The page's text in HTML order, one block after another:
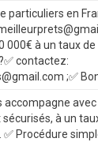
particuliers en
000€ à un taux
contactez:
;✅
accompagne
à un
Procédure